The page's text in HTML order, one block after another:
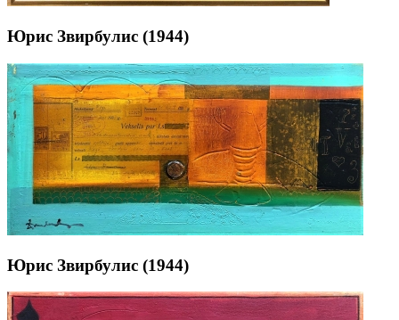
Юрис Звирбулис (1944)
Юрис Звирбулис (1944)